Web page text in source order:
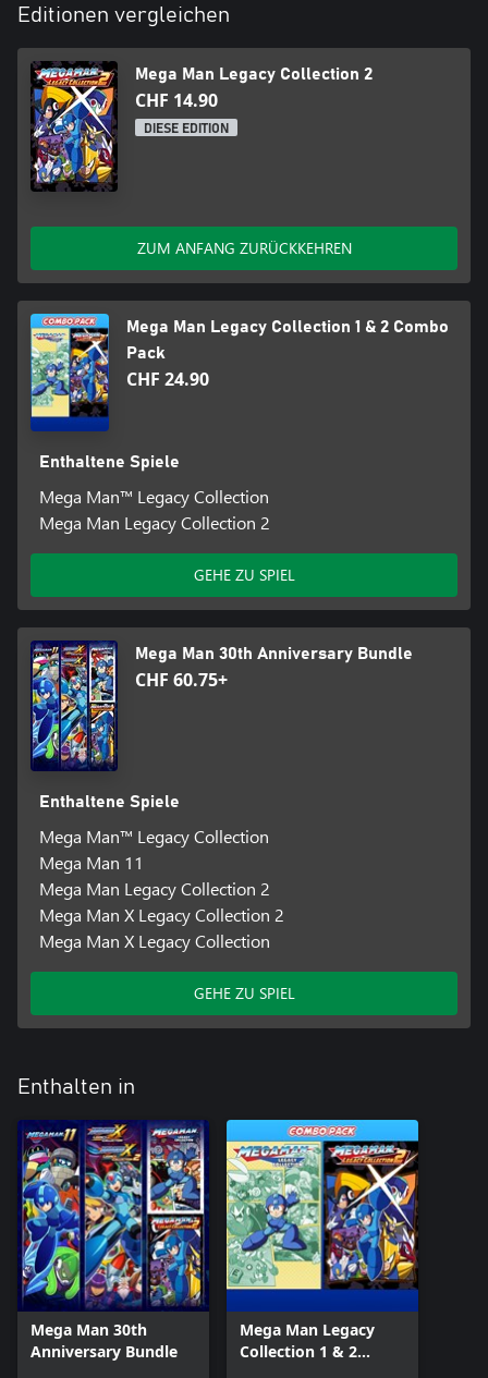
Editionen vergleichen
Mega Man Legacy Collection 2
CHF 14.90
DIESE EDITION
ZUM ANFANG ZURÜCKKEHREN
Mega Man Legacy Collection 1 & 2 Combo
Pack
CHF 24.90
Enthaltene Spiele
Mega Man™ Legacy Collection
Mega Man Legacy Collection 2
GEHE ZU SPIEL
Mega Man 30th Anniversary Bundle
CHF 60.75+
Enthaltene Spiele
Mega Man™ Legacy Collection
Mega Man 11
Mega Man Legacy Collection 2
Mega Man X Legacy Collection 2
Mega Man X Legacy Collection
GEHE ZU SPIEL
Enthalten in
Mega Man 30th
Anniversary Bundle
Mega Man Legacy
Collection 1 & 2